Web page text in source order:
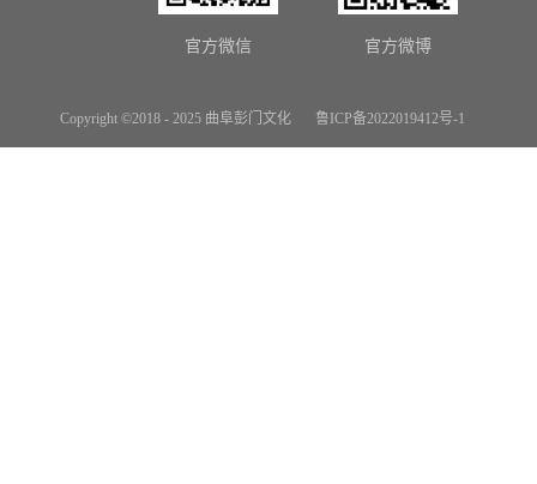
Copyright ©2018 - 2025 曲阜彭门文化 鲁ICP备2022019412号-1
官方微信 官方微博